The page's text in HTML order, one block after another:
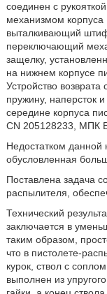
соединен с
механизмом корпуса
выталкивающий
переключающий
защелку,
на нижнем корпусе
Устройство
пружину, наперсток
середине корпуса
CN 205128233, МПК
Недостатком данной
обусловленная
Поставлена задача
распылителя,
Технический
заключается в
таким образом,
что в пистолете-
курок, ствол с
выполнен из